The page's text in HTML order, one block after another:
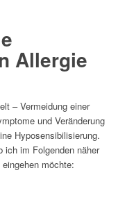
Allergie
– Vermeidung einer
und Veränderung
Hyposensibilisierung.
im Folgenden näher
möchte: